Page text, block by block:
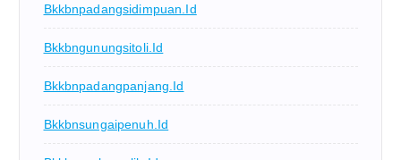
Bkkbnpadangsidimpuan.id
Bkkbngunungsitoli.id
Bkkbnpadangpanjang.id
Bkkbnsungaipenuh.id